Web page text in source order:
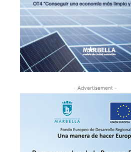
- Advertisement -